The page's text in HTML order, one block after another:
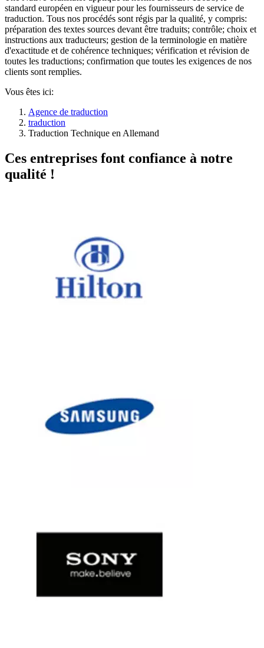
standard européen en vigueur pour les fournisseurs de service de
traduction. Tous nos procédés sont régis par la qualité, y compris:
préparation des textes sources devant être traduits; contrôle; choix et
instructions aux traducteurs; gestion de la terminologie en matière
d'exactitude et de cohérence techniques; vérification et révision de
toutes les traductions; confirmation que toutes les exigences de nos
clients sont remplies.
Vous êtes ici:
Agence de traduction
traduction
Traduction Technique en Allemand
Ces entreprises font confiance à notre
qualité !